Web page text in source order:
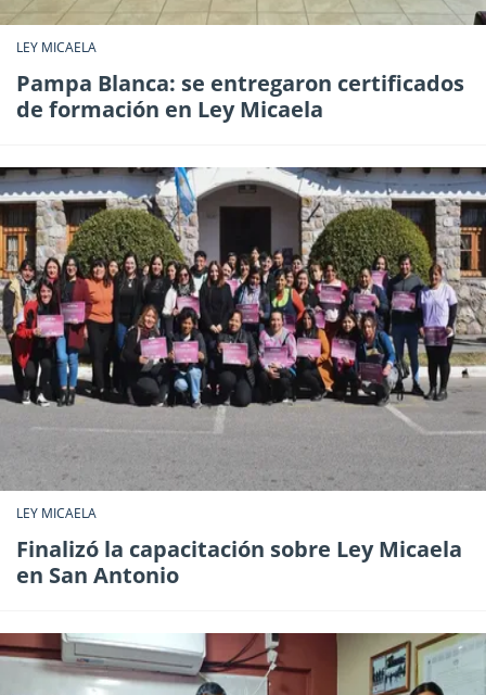
LEY MICAELA
Pampa Blanca: se entregaron certificados
de formación en Ley Micaela
LEY MICAELA
Finalizó la capacitación sobre Ley Micaela
en San Antonio